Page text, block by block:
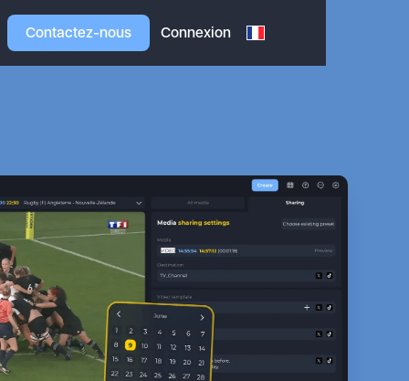
Contactez-nous Connexion